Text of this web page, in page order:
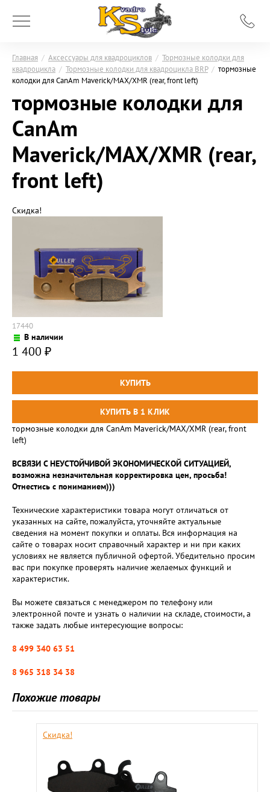
Главная / Аксессуары для квадроциклов / Тормозные колодки для
квадроцикла / Тормозные колодки для квадроцикла BRP / тормозные
колодки для CanAm Maverick/MAX/XMR (rear, front left)
тормозные колодки для
CanAm
Maverick/MAX/XMR (rear,
front left)
Скидка!
17440
В наличии
1 400 ₽
тормозные колодки для CanAm Maverick/MAX/XMR (rear, front
left)
ВСВЯЗИ С НЕУСТОЙЧИВОЙ ЭКОНОМИЧЕСКОЙ СИТУАЦИЕЙ,
возможна незначительная корректировка цен, просьба!
Отнестись с пониманием)))
Технические характеристики товара могут отличаться от
указанных на сайте, пожалуйста, уточняйте актуальные
сведения на момент покупки и оплаты. Вся информация на
сайте о товарах носит справочный характер и ни при каких
условиях не является публичной офертой. Убедительно просим
вас при покупке проверять наличие желаемых функций и
характеристик.
Вы можете связаться с менеджером по телефону или
электронной почте и узнать о наличии на складе, стоимости, а
также задать любые интересующие вопросы:
8 499 340 63 51
8 965 318 34 38
Похожие товары
Скидка!